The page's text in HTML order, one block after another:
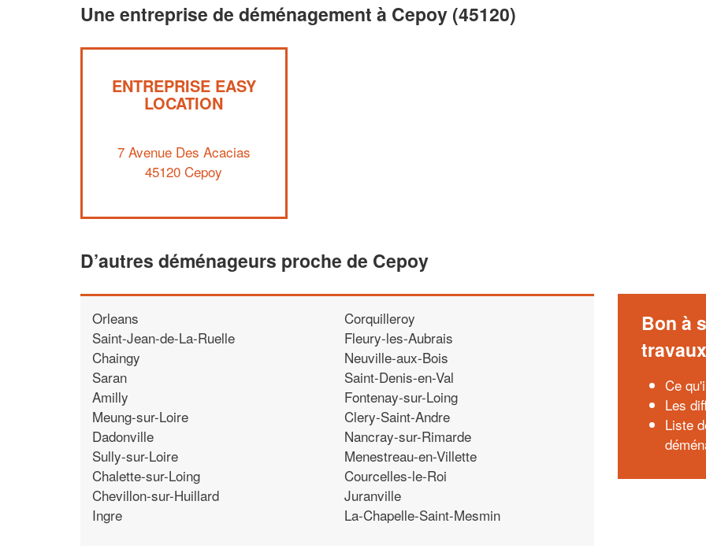
Une entreprise de déménagement à Cepoy (45120)
ENTREPRISE EASY
LOCATION
7 Avenue Des Acacias
45120 Cepoy
D’autres déménageurs proche de Cepoy
Orleans
Saint-Jean-de-La-Ruelle
Chaingy
Saran
Amilly
Meung-sur-Loire
Dadonville
Sully-sur-Loire
Chalette-sur-Loing
Chevillon-sur-Huillard
Ingre
Corquilleroy
Fleury-les-Aubrais
Neuville-aux-Bois
Saint-Denis-en-Val
Fontenay-sur-Loing
Clery-Saint-Andre
Nancray-sur-Rimarde
Menestreau-en-Villette
Courcelles-le-Roi
Juranville
La-Chapelle-Saint-Mesmin
Bon à
travaux
Ce
Les
Liste